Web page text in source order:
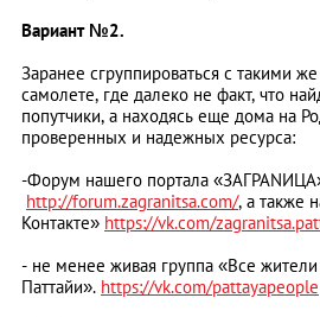
Вариант №2.
Заранее сгруппироваться с такими
самолете, где далеко не факт, что
попутчики, а находясь еще дома на
проверенных и надежных ресурса:
-Форум нашего портала
http://forum.zagranitsa.com/, а также
Контакте» https://vk.com/
- не менее живая группа «Все жители
Паттайи». https://vk.com/pattayapeople